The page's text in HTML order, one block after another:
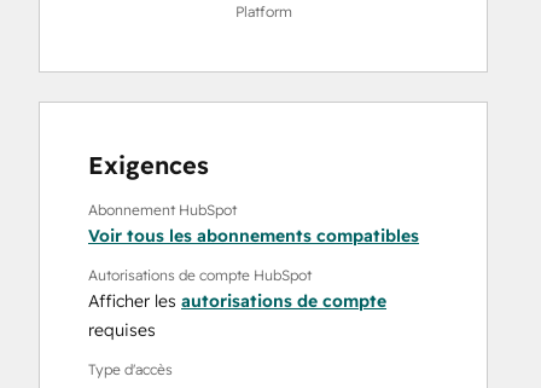
Platform
Exigences
Abonnement HubSpot
Voir tous les abonnements compatibles
Autorisations de compte HubSpot
Afficher les autorisations de compte
requises
Type d'accès